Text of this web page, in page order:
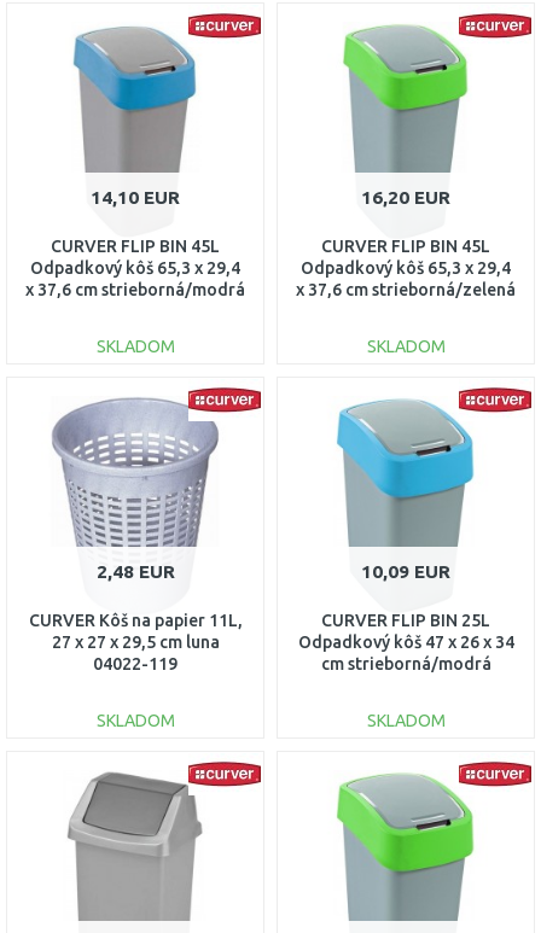
DO KOŠÍKA
Porovnať
DO KOŠÍKA
Porovnať
14,10 EUR
CURVER FLIP BIN 45L
Odpadkový kôš 65,3 x 29,4
x 37,6 cm strieborná/modrá
SKLADOM
DO KOŠÍKA
Porovnať
16,20 EUR
CURVER FLIP BIN 45L
Odpadkový kôš 65,3 x 29,4
x 37,6 cm strieborná/zelená
SKLADOM
DO KOŠÍKA
Porovnať
2,48 EUR
CURVER Kôš na papier 11L,
27 x 27 x 29,5 cm luna
04022-119
SKLADOM
DO KOŠÍKA
Porovnať
10,09 EUR
CURVER FLIP BIN 25L
Odpadkový kôš 47 x 26 x 34
cm strieborná/modrá
SKLADOM
DO KOŠÍKA
Porovnať